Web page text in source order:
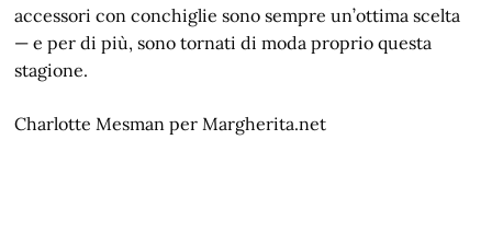
accessori con conchiglie sono sempre un’ottima scelta
— e per di più, sono tornati di moda proprio questa
stagione.
Charlotte Mesman per Margherita.net